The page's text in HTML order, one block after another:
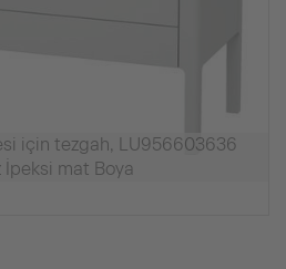
için tezgah, LU956603636
İpeksi mat Boya